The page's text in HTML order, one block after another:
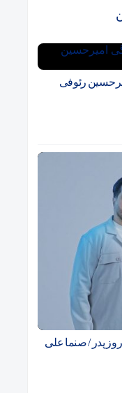
رئوفی
پدر / صنما علی